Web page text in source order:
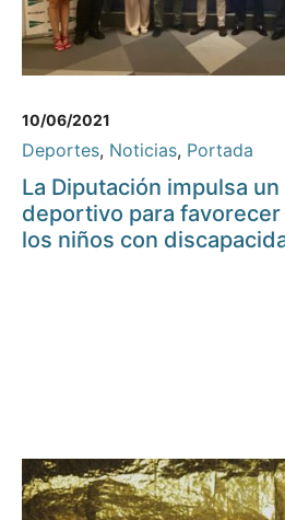
10/06/2021
Deportes, Noticias, Portada
La Diputación impulsa
deportivo para
los niños con